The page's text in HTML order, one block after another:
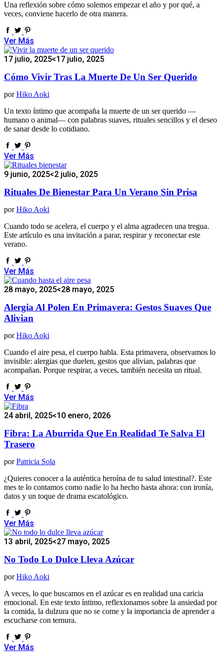
Una reflexión sobre cómo solemos empezar el año y por qué, a
veces, conviene hacerlo de otra manera.
Ver Más
17 julio, 2025<17 julio, 2025
Cómo Vivir Tras La Muerte De Un Ser Querido
por Hiko Aoki
Un texto íntimo que acompaña la muerte de un ser querido —
humano o animal— con palabras suaves, rituales sencillos y el deseo
de sanar desde lo cotidiano.
Ver Más
9 junio, 2025<2 julio, 2025
Rituales De Bienestar Para Un Verano Sin Prisa
por Hiko Aoki
Cuando todo se acelera, el cuerpo y el alma agradecen una tregua.
Este artículo es una invitación a parar, respirar y reconectar este
verano.
Ver Más
28 mayo, 2025<28 mayo, 2025
Alergia Al Polen En Primavera: Gestos Suaves Que
Alivian
por Hiko Aoki
Cuando el aire pesa, el cuerpo habla. Esta primavera, observamos lo
invisible: alergias que duelen, gestos que alivian, palabras que
acompañan. Porque respirar, a veces, también necesita un ritual.
Ver Más
24 abril, 2025<10 enero, 2026
Fibra: La Aburrida Que En Realidad Te Salva El
Trasero
por Patricia Sola
¿Quieres conocer a la auténtica heroína de tu salud intestinal?. Este
mes te lo contamos como nadie lo ha hecho hasta ahora: con ironía,
datos y un toque de drama escatológico.
Ver Más
13 abril, 2025<27 mayo, 2025
No Todo Lo Dulce Lleva Azúcar
por Hiko Aoki
A veces, lo que buscamos en el azúcar es en realidad una caricia
emocional. En este texto íntimo, reflexionamos sobre la ansiedad por
la comida, la dulzura que no se come y la importancia de aprender a
escucharse con ternura.
Ver Más